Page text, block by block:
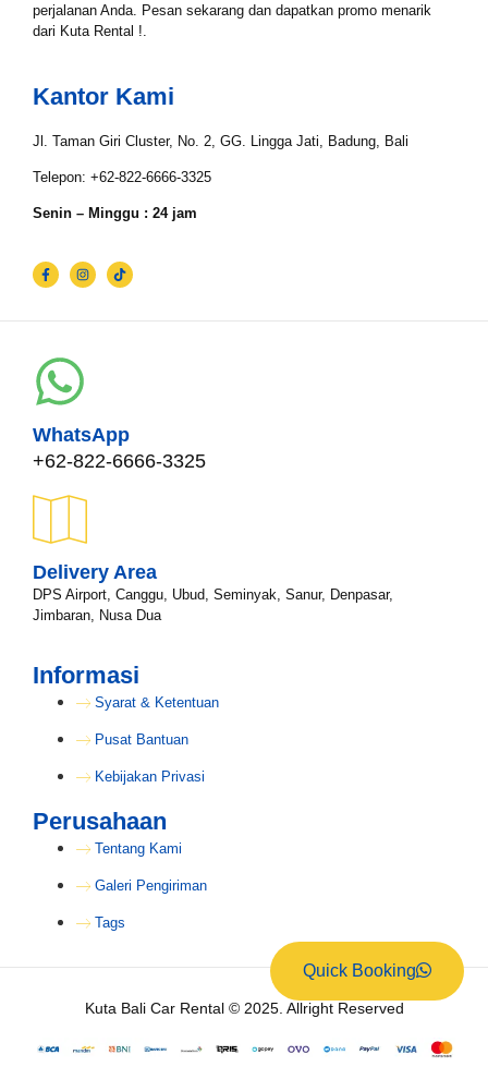
perjalanan Anda. Pesan sekarang dan dapatkan promo menarik
dari Kuta Rental !.
Quick Booking
Tgl Mulai*
Tgl Selesai*
WhatsApp*
Lokasi Pengiriman & Pengembalian
Kantor Kami
Jl. Taman Giri Cluster, No. 2, GG. Lingga Jati, Badung, Bali
Telepon: +62-822-6666-3325
Senin – Minggu : 24 jam
WhatsApp
+62-822-6666-3325
Delivery Area
DPS Airport, Canggu, Ubud, Seminyak, Sanur, Denpasar,
Jimbaran, Nusa Dua
Informasi
Syarat & Ketentuan
Pusat Bantuan
Kebijakan Privasi
Perusahaan
Tentang Kami
Galeri Pengiriman
Tags
Kuta Bali Car Rental © 2025. Allright Reserved